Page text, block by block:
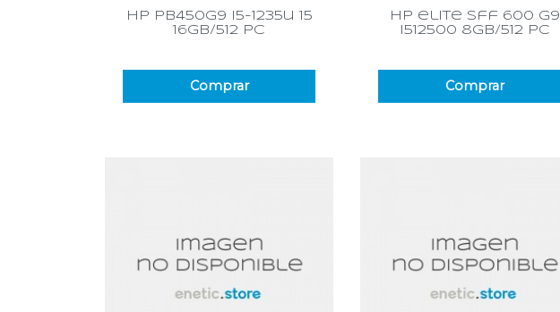
Vista rápida
hp pb450g9 i5-1235u 15
16gb/512 pc
Comprar
Vista rápida
hp elite sff 600 g9
i512500 8gb/512 pc
Comprar